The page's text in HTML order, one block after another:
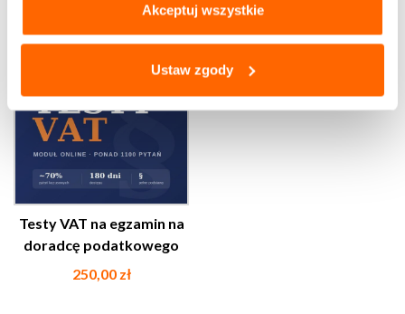
Akceptuj wszystkie
Ustaw zgody
Testy VAT na egzamin na
doradcę podatkowego
250,00 zł